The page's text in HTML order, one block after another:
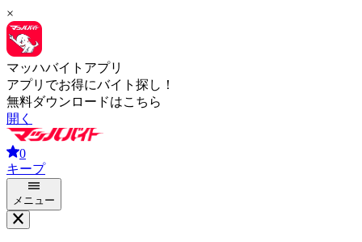
×
マッハバイトアプリ
アプリでお得にバイト探し！
無料ダウンロードはこちら
開く
0
キープ
メニュー